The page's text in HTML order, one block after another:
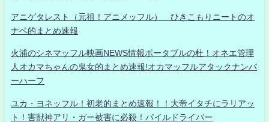
アニゲタレスト（元祖！アニメッフル） ひきこもりニートのオ
ナベ的まとめ速報
火浦のシネマッフル映画NEWS情報ポータブルの杜！オネエ管理
人オカマちゃんの鬼女的まとめ速報!オカマッフルアタックナンバ
ーハーフ
ユカ・ヨネッフル！初老的まとめ速報！！大帝イタチにラリアッ
ト！害獣神アリ・ガー被害に必殺！パイルドライバー